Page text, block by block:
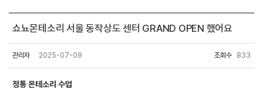
안내
쇼뇨몬테소리 서울 동작상도 센터 GRAND OPEN 했어요
관리자 2025-07-09 조회수 833
정통 몬테소리 수업